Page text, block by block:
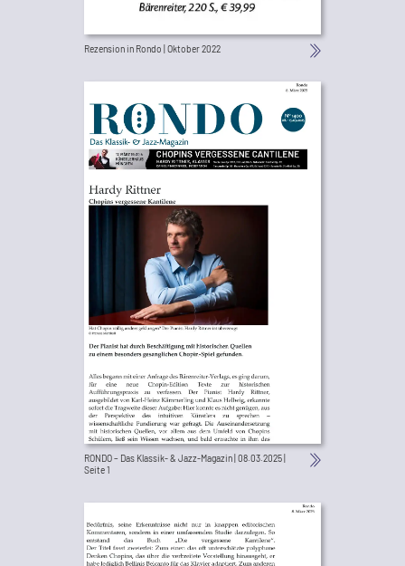
Rezension in Rondo | Oktober 2022
RONDO – Das Klassik- & Jazz-Magazin | 08.03.2025 |
Seite 1